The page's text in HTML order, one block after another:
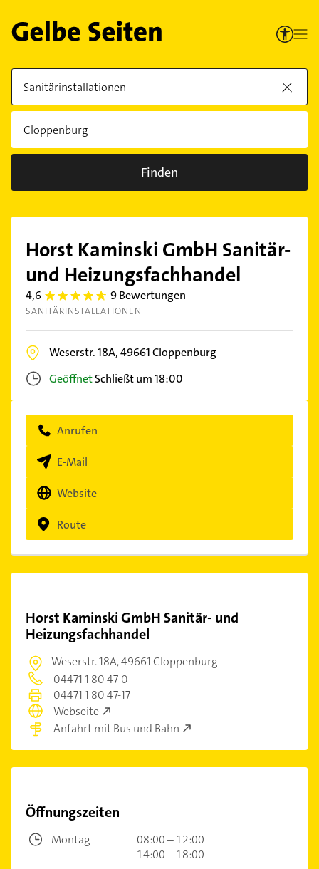
Finden
Horst Kaminski GmbH Sanitär-
und Heizungsfachhandel
4,6 4.6 9 Bewertungen
SANITÄRINSTALLATIONEN
Weserstr. 18A,49661Cloppenburg
GeöffnetSchließt um 18:00
Anrufen
E-Mail
Website
Route
Horst Kaminski GmbH Sanitär- und
Heizungsfachhandel
Weserstr. 18A,49661 Cloppenburg
04471 1 80 47-0
04471 1 80 47-17
Webseite
Anfahrt mit Bus und Bahn
Öffnungszeiten
Montag
08:00 – 12:00
14:00 – 18:00